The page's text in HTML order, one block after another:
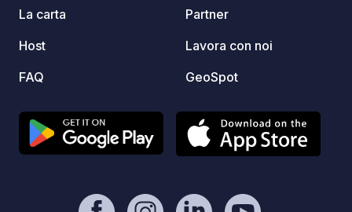
La carta
Host
FAQ
Partner
Lavora con noi
GeoSpot